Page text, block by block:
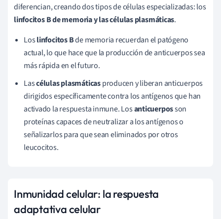
diferencian, creando dos tipos de células especializadas: los
linfocitos B de memoria y las células plasmáticas.
Loslinfocitos Bde memoria recuerdan el patógeno
actual, lo que hace que la producción de anticuerpos sea
más rápida en el futuro.
Lascélulas plasmáticasproducen y liberan anticuerpos
dirigidos específicamente contra los antígenos que han
activado la respuesta inmune. Losanticuerposson
proteínas capaces de neutralizar a los antígenos o
señalizarlos para que sean eliminados por otros
leucocitos.
Inmunidad celular: la respuesta
adaptativa celular